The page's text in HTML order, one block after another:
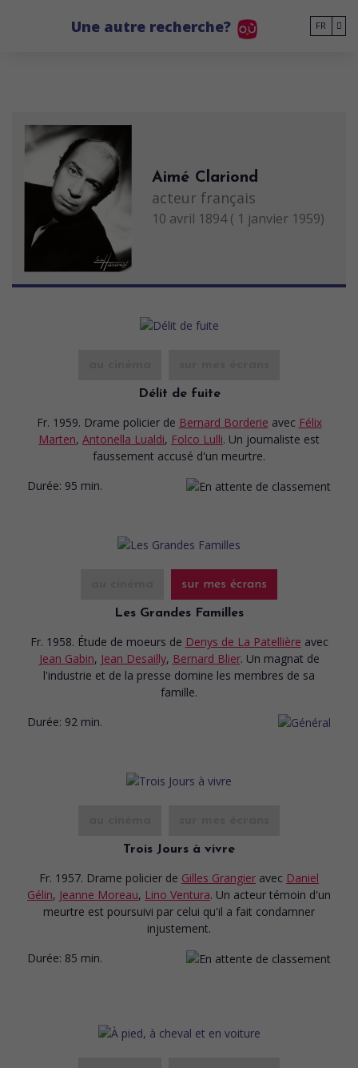
Une autre recherche? FR
Aimé Clariond
acteur français
10 avril 1894 ( 1 janvier 1959)
Délit de fuite
Fr. 1959. Drame policier de Bernard Borderie avec Félix
Marten, Antonella Lualdi, Folco Lulli. Un journaliste est
faussement accusé d'un meurtre.
Durée: 95 min.
sur mes écrans
Les Grandes Familles
Fr. 1958. Étude de moeurs de Denys de La Patellière avec
Jean Gabin, Jean Desailly, Bernard Blier. Un magnat de
l'industrie et de la presse domine les membres de sa
famille.
Durée: 92 min.
Trois Jours à vivre
Fr. 1957. Drame policier de Gilles Grangier avec Daniel
Gélin, Jeanne Moreau, Lino Ventura. Un acteur témoin d'un
meurtre est poursuivi par celui qu'il a fait condamner
injustement.
Durée: 85 min.